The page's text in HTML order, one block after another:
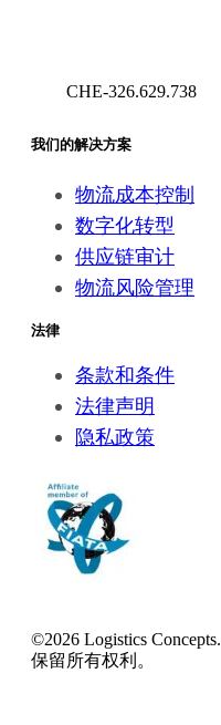
CHE-326.629.738
我们的解决方案
物流成本控制
数字化转型
供应链审计
物流风险管理
法律
条款和条件
法律声明
隐私政策
©2026 Logistics Concepts.
保留所有权利。